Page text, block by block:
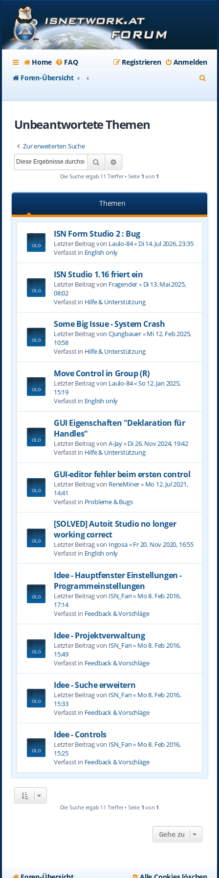
Home FAQ Anmelden
Registrieren
Foren-Übersicht
Unbeantwortete Themen
Zur erweiterten Suche
Suche
Die Suche ergab 11 Treffer • Seite 1 von 1
Themen
ISN Form Studio 2 : Bug
Letzter Beitrag von Laulo-84« Di 14. Jul 2026, 23:35
Verfasst in English only
ISN Studio 1.16 friert ein
Letzter Beitrag von Fragender« Di 13. Mai 2025,
08:02
Verfasst in Hilfe & Unterstützung
Some Big Issue - System Crash
Letzter Beitrag von CJungbauer«Mi 12. Feb 2025,
10:58
Verfasst in Hilfe & Unterstützung
Move Control in Group (R)
Letzter Beitrag von Laulo-84«So 12. Jan 2025,
15:19
Verfasst in English only
GUI Eigenschaften "Deklaration für
Handles"
Letzter Beitrag von A-Jay«Di 26. Nov 2024, 19:42
Verfasst in Hilfe & Unterstützung
GUI-editor fehler beim ersten control
Letzter Beitrag von ReneMiner« Mo 12. Jul 2021,
14:41
Verfasst in Probleme & Bugs
[SOLVED] Autoit Studio no longer
working correct
Letzter Beitrag von Ingosa«Fr 20. Nov 2020, 16:55
Verfasst in English only
Idee - Hauptfenster Einstellungen -
Programmeinstellungen
Letzter Beitrag von ISN_Fan« Mo 8. Feb 2016,
17:14
Verfasst in Feedback & Vorschläge
Idee - Projektverwaltung
Letzter Beitrag von ISN_Fan« Mo 8. Feb 2016,
15:49
Verfasst in Feedback & Vorschläge
Idee - Suche erweitern
Letzter Beitrag von ISN_Fan« Mo 8. Feb 2016,
15:33
Verfasst in Feedback & Vorschläge
Idee - Controls
Letzter Beitrag von ISN_Fan« Mo 8. Feb 2016,
15:25
Verfasst in Feedback & Vorschläge
Die Suche ergab 11 Treffer • Seite 1 von 1
Gehe zu